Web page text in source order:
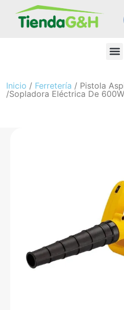
Inicio / Ferretería / Pistola
/Sopladora Eléctrica De